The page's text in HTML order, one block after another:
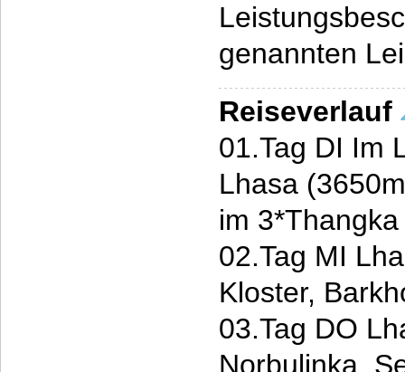
genannten
Reiseverlauf
01.Tag DI Im
Lhasa
im
02.Tag MI
Kloster,
03.Tag DO
Norbulinka,